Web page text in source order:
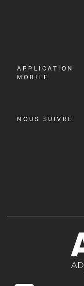
OUVRIR
LE
APPLICATION
MOBILE
NOUS SUIVRE